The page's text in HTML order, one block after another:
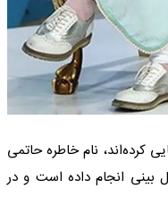
کرده‌اند، نام خاطره حاتمی
انجام داده است و در